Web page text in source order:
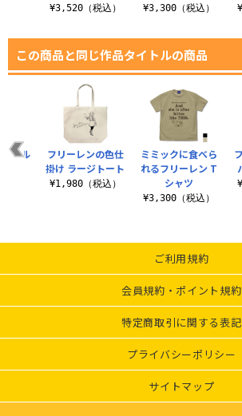
¥3,300（税込）
¥3,520（税込）
この商品と同じ作品タイトルの商品
ミミックに食べら
れるフリーレン T
シャツ
¥3,300（税込）
リル
フリーレンの色仕
掛け ラージトート
¥1,980（税込）
ご利用規約
会員規約・ポイント規約
特定商取引に関する表記
プライバシーポリシー
サイトマップ